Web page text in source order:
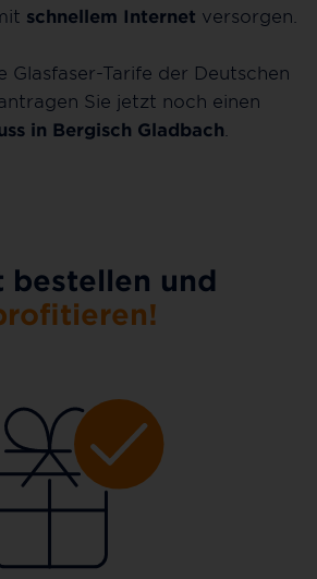
schnellem Internet versorgen.
Glasfaser-Tarife der Deutschen
Sie jetzt noch einen
in Bergisch Gladbach
bestellen und